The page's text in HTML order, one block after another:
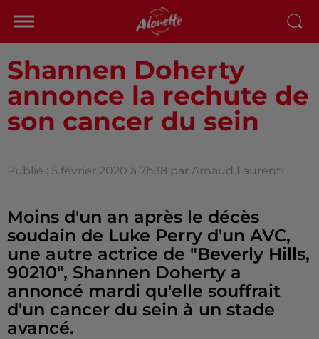
Shannen Doherty
annonce la rechute de
son cancer du sein
Publié : 5 février 2020 à 7h38 par Arnaud Laurenti
Moins d'un an après le décès
soudain de Luke Perry d'un AVC,
une autre actrice de "Beverly Hills,
90210", Shannen Doherty a
annoncé mardi qu'elle souffrait
d'un cancer du sein à un stade
avancé.